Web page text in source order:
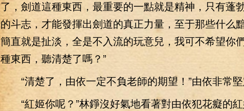
了，劍道這種東西，最重要的一點就是精神，只有蓬
的斗志，才能發揮出劍道的真正力量，至于那些什么
簡直就是扯淡，全是不入流的玩意兒，我可不希望你
種東西，聽清楚了嗎？”
“清楚了，由依一定不負老師的期望！”由依非常堅
“紅姬你呢？”林錚沒好氣地看著對由依犯花癡的紅